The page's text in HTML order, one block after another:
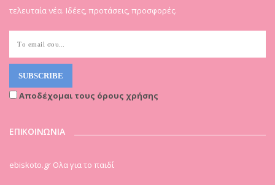
τελευταία νέα. Ιδέες, προτάσεις, προσφορές.
Αποδέχομαι τους όρους χρήσης
ΕΠΙΚΟΙΝΩΝΙΑ
ebiskoto.gr Ολα για το παιδί